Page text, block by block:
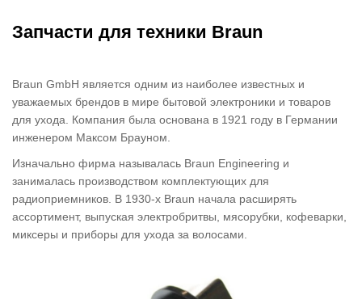
Запчасти для техники Braun
Braun GmbH является одним из наиболее известных и
уважаемых брендов в мире бытовой электроники и товаров
для ухода. Компания была основана в 1921 году в Германии
инженером Максом Брауном.
Изначально фирма называлась Braun Engineering и
занималась производством комплектующих для
радиоприемников. В 1930-х Braun начала расширять
ассортимент, выпуская электробритвы, мясорубки, кофеварки,
миксеры и приборы для ухода за волосами.